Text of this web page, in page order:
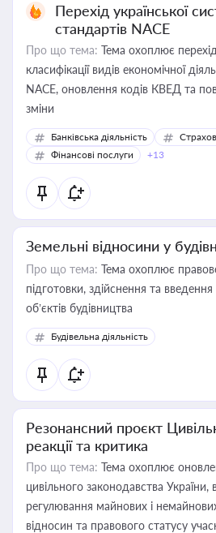
Перехід української
стандартів NACE
Про що тема: Тема охоплює
класифікації видів економічної
NACE, оновлення кодів КВЕД та
зміни
Банківська діяльність
Фінансові послуги
+13
Земельні відносини у
Про що тема: Тема охоплює
підготовки, здійснення та
об’єктів будівництва
Будівельна діяльність
Резонансний проєкт
реакції та критика
Про що тема: Тема охоплює
цивільного законодавства
регулювання майнових і
відносин та правового статусу